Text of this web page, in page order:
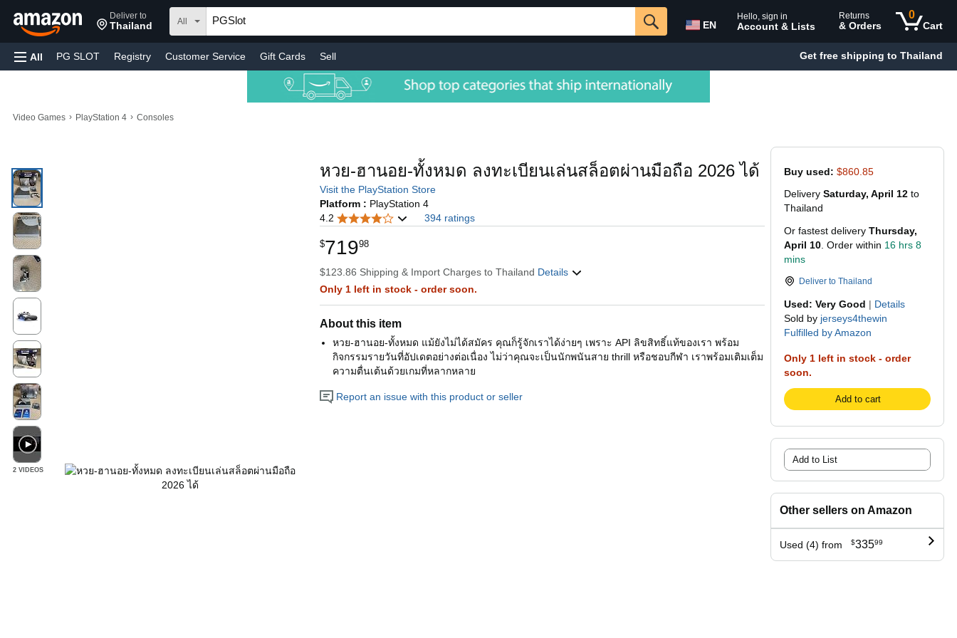
Deliver to
Thailand All EN
Hello, sign in
Account & Lists
Returns
& Orders
0
Cart
All PG SLOT Registry Customer Service Gift Cards Sell Get free shipping to Thailand
Video Games › PlayStation 4 › Consoles
Buy used: $860.85
Delivery Saturday, April 12 to
Thailand
Or fastest delivery Thursday,
April 10 . Order within 16 hrs 8
mins
Deliver to Thailand
Used: Very Good | Details
Sold by jerseys4thewin
Fulfilled by Amazon
Only 1 left in stock - order
soon.
Add to cart
Add to List
Other sellers on Amazon
Used (4) from $33599
2 VIDEOS
หวย-ฮานอย-ทั้งหมด ลงทะเบียนเล่นสล็อตผ่านมือถือ 2026 ได้
Visit the PlayStation Store
Platform : PlayStation 4
4.2
394 ratings
$71998
$123.86 Shipping & Import Charges to Thailand Details
Only 1 left in stock - order soon.
About this item
หวย-ฮานอย-ทั้งหมด แม้ยังไม่ได้สมัคร คุณก็รู้จักเราได้ง่ายๆ เพราะ API ลิขสิทธิ์แท้ของเรา พร้อม
กิจกรรมรายวันที่อัปเดตอย่างต่อเนื่อง ไม่ว่าคุณจะเป็นนักพนันสาย thrill หรือชอบกีฬา เราพร้อมเติมเต็ม
ความตื่นเต้นด้วยเกมที่หลากหลาย
Report an issue with this product or seller